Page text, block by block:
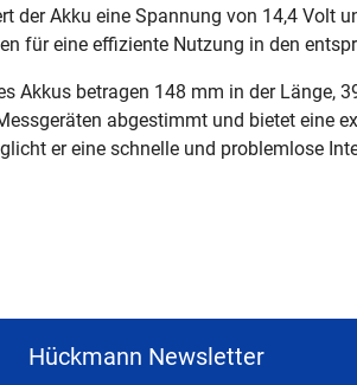
der Akku eine Spannung von 14,4 Volt
für eine effiziente Nutzung in den
Akkus betragen 148 mm in der Länge,
abgestimmt und bietet eine
er eine schnelle und problemlose
Hückmann Newsletter